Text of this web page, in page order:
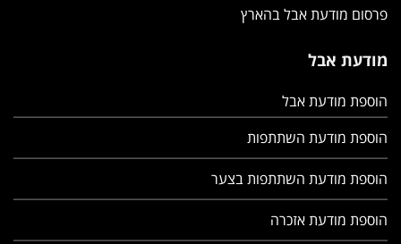
פרסום מודעת אבל בהארץ
מודעת אבל
הוספת מודעת אבל
הוספת מודעת השתתפות
הוספת מודעת השתתפות בצער
הוספת מודעת אזכרה